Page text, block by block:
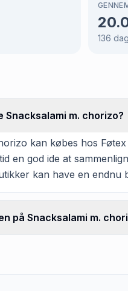
136
Snacksalami m. chorizo?
kan købes hos
en god ide at
kan have en endnu
på Snacksalami m.